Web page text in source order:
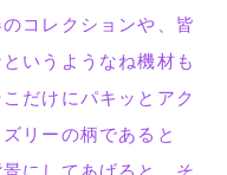
コレクションや、皆
いうようなね機材も
だけにパキッとアク
リーの柄であると